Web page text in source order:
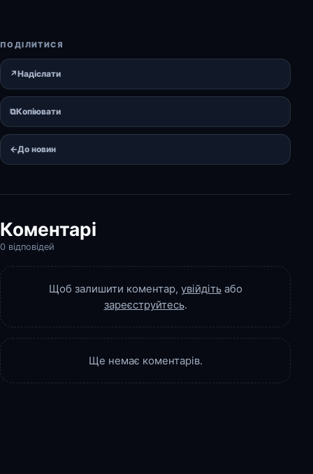
ПОДІЛИТИСЯ
↗Надіслати
⧉Копіювати
←До новин
Коментарі
0 відповідей
Щоб залишити коментар, увійдітьабо
зареєструйтесь.
Ще немає коментарів.